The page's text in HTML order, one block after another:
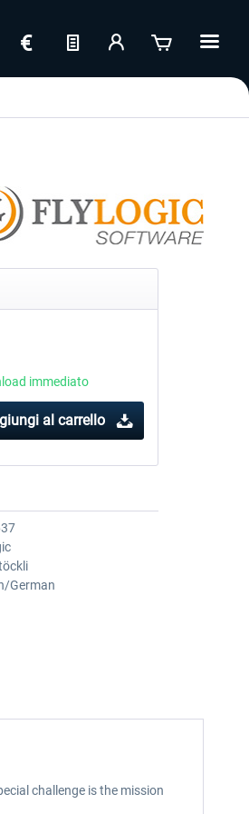
immediato
al carrello
German
challenge is the mission